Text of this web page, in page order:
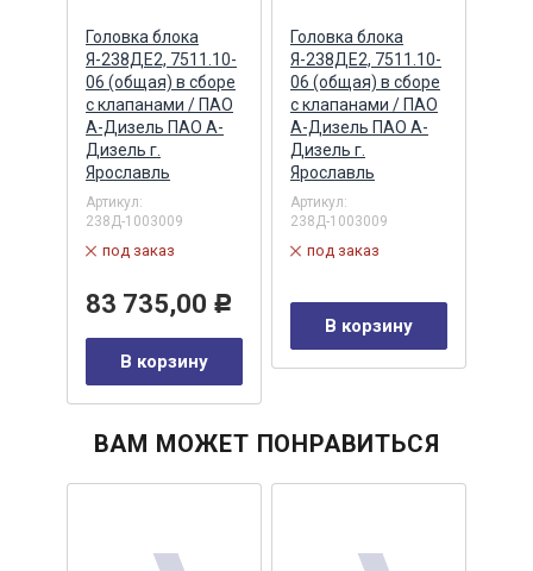
Головка блока
Я-238ДЕ2, 7511.10-
06 (общая) в сборе
с клапанами / ПАО
А-Дизель ПАО А-
Дизель г.
Ярославль
Артикул:
238Д-1003009
под заказ
83 735,00 Р
В корзину
Головка блока
Я-238ДЕ2, 7511.10-
06 (общая) в сборе
с клапанами / ПАО
А-Дизель ПАО А-
Дизель г.
Ярославль
Артикул:
238Д-1003009
под заказ
В корзину
ВАМ МОЖЕТ ПОНРАВИТЬСЯ